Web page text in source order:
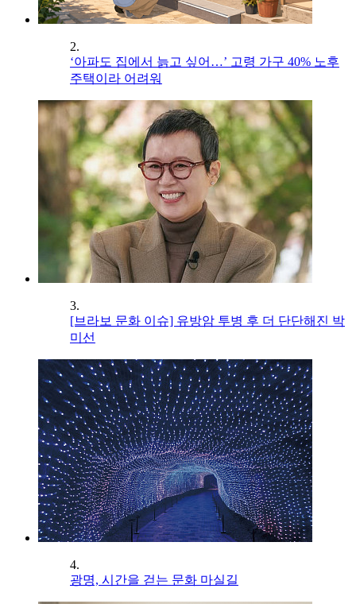
2.
‘아파도 집에서 늙고 싶어…’ 고령 가구 40% 노후
주택이라 어려워
3.
[브라보 문화 이슈] 유방암 투병 후 더 단단해진 박
미선
4.
광명, 시간을 걷는 문화 마실길